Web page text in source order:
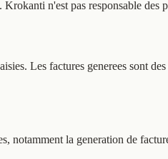
n'est pas responsable des
Les factures generees sont
notamment la generation de